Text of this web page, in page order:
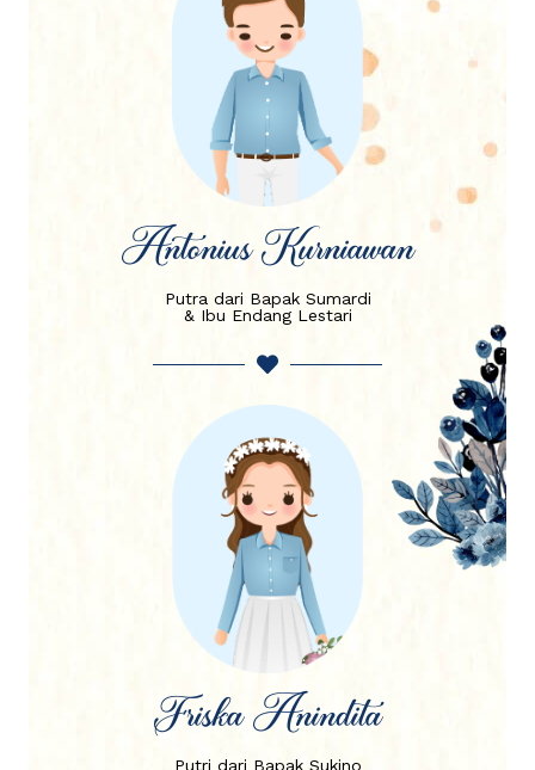
Antonius Kurniawan
Putra dari Bapak Sumardi
& Ibu Endang Lestari
Friska Anindita
Putri dari Bapak Sukino